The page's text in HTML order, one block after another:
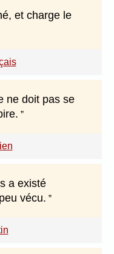
et charge le
ne doit pas se
a existé
vécu.